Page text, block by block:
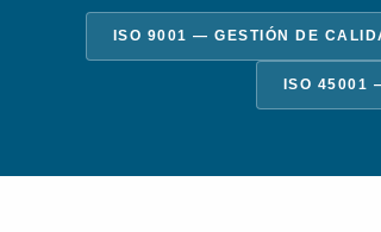
ISO 9001 — GESTIÓN DE
ISO 45001